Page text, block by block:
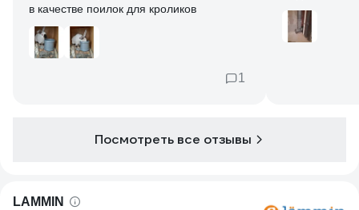
в качестве поилок для кроликов
1
Посмотреть все отзывы
LAMMIN